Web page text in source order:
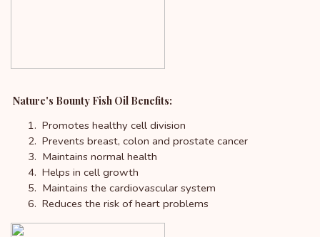
Nature's Bounty Fish Oil Benefits:
Promotes healthy cell division
Prevents breast, colon and prostate cancer
Maintains normal health
Helps in cell growth
Maintains the cardiovascular system
Reduces the risk of heart problems